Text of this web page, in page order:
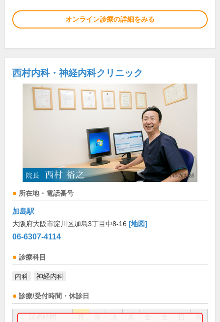
オンライン診療の詳細をみる
西村内科・神経内科クリニック
所在地・電話番号
加島駅
大阪府大阪市淀川区加島3丁目中8-16 [地図]
06-6307-4114
診療科目
内科 神経内科
診療/受付時間・休診日
祝